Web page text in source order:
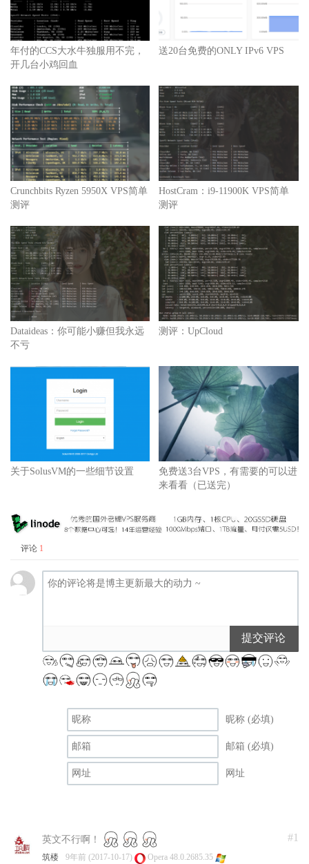
年付的CCS大水牛独服用不完，
开几台小鸡回血
送20台免费的ONLY IPv6 VPS
Crunchbits Ryzen 5950X VPS简单
测评
HostCram：i9-11900K VPS简单
测评
Dataideas：你可能小赚但我永远
不亏
测评：UpCloud
关于SolusVM的一些细节设置
免费送3台VPS，有需要的可以进
来看看（已送完）
评论 1
提交评论
昵称 (必填)
邮箱 (必填)
网址
#1
英文不行啊！
筑楼 9年前 (2017-10-17) Opera 48.0.2685.35